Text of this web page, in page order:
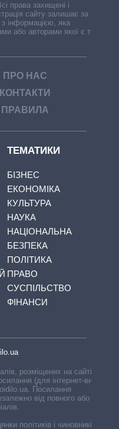
права захищені і
сайту залишає за
інформацією, яка
або авторами якої є треті
ПРО НАС
КОНТАКТИ
ПРАВИЛА
ТЕМАТИКИ
БІЗНЕС
ЕКОНОМІКА
КУЛЬТУРА
НАУКА
НАЦІОНАЛЬНА
БЕЗПЕКА
ПОЛІТИКА
ПРАВО
СУСПІЛЬСТВО
ФІНАНСИ
розміщених на сайті,
(для інтернет-видань
Посилання
від повного або
політиків і чиновників,